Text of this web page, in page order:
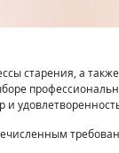
старения, а
и